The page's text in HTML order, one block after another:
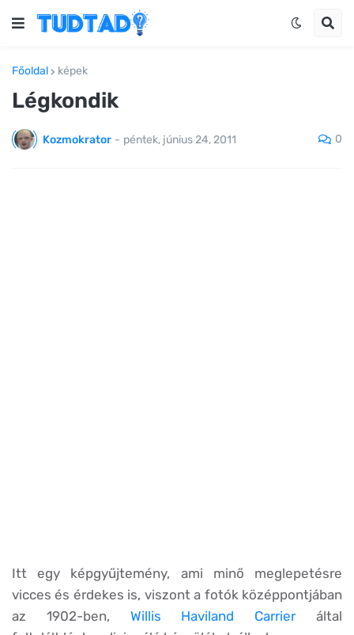
Főoldal képek
Légkondik
Kozmokrator - péntek, június 24, 2011 0
Itt egy képgyűjtemény, ami minő meglepetésre
vicces és érdekes is, viszont a fotók középpontjában
az 1902-ben, Willis Haviland Carrieráltal